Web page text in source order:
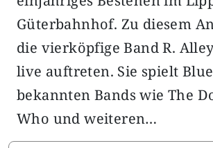
Güterbahnhof. Zu diesem
die vierköpfige Band R.
live auftreten. Sie spielt
bekannten Bands wie The
Who und weiteren…